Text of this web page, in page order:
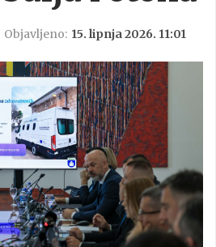
Objavljeno: 15. lipnja 2026. 11:01